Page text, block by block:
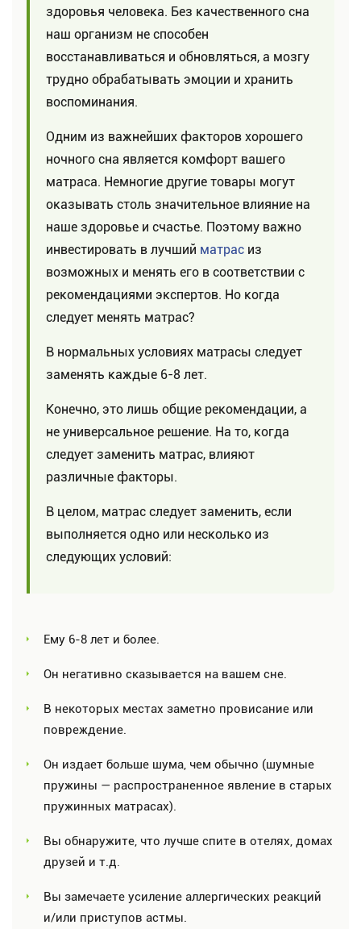
здоровья человека. Без качественного сна
наш организм не способен
восстанавливаться и обновляться, а мозгу
трудно обрабатывать эмоции и хранить
воспоминания.
Одним из важнейших факторов хорошего
ночного сна является комфорт вашего
матраса. Немногие другие товары могут
оказывать столь значительное влияние на
наше здоровье и счастье. Поэтому важно
инвестировать в лучший матрас из
возможных и менять его в соответствии с
рекомендациями экспертов. Но когда
следует менять матрас?
В нормальных условиях матрасы следует
заменять каждые 6-8 лет.
Конечно, это лишь общие рекомендации, а
не универсальное решение. На то, когда
следует заменить матрас, влияют
различные факторы.
В целом, матрас следует заменить, если
выполняется одно или несколько из
следующих условий:
Ему 6-8 лет и более.
Он негативно сказывается на вашем сне.
В некоторых местах заметно провисание или
повреждение.
Он издает больше шума, чем обычно (шумные
пружины — распространенное явление в старых
пружинных матрасах).
Вы обнаружите, что лучше спите в отелях, домах
друзей и т.д.
Вы замечаете усиление аллергических реакций
и/или приступов астмы.